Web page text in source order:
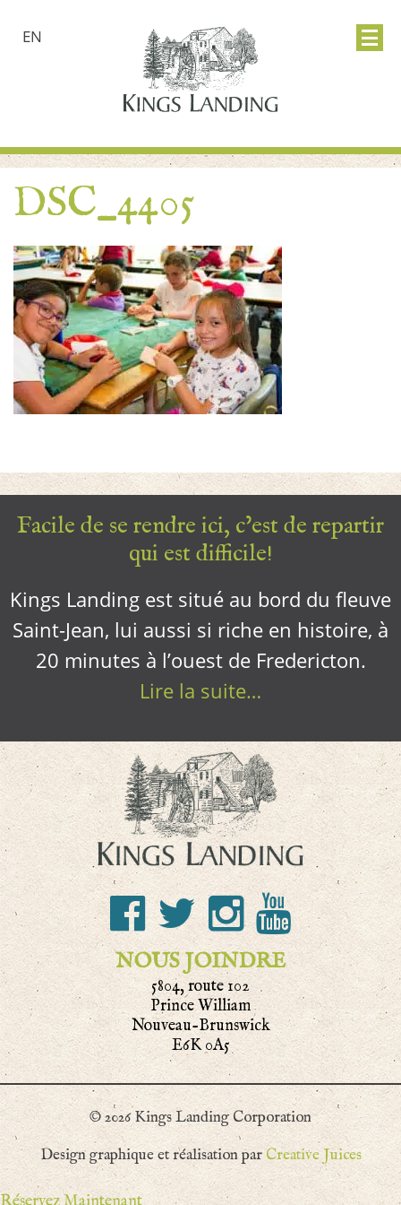
EN
DSC_4405
Facile de se rendre ici, c’est de repartir
qui est difficile!
Kings Landing est situé au bord du fleuve
Saint-Jean, lui aussi si riche en histoire, à
20 minutes à l’ouest de Fredericton.
Lire la suite…
NOUS JOINDRE
5804, route 102
Prince William
Nouveau-Brunswick
E6K 0A5
© 2026 Kings Landing Corporation
Design graphique et réalisation par Creative Juices
Réservez Maintenant